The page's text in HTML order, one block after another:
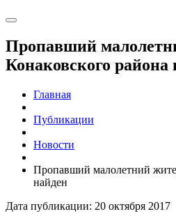
Пропавший
Конаковского района
Главная
Публикации
Новости
Пропавший малолетний
найден
Дата публикации: 20 октября 2017